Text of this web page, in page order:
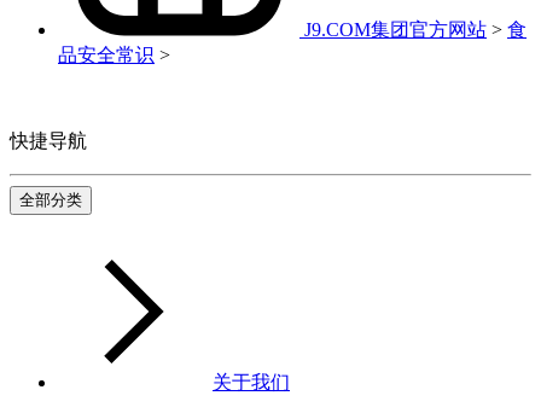
J9.COM集团官方网站 > 食
品安全常识 >
快捷导航
全部分类
关于我们